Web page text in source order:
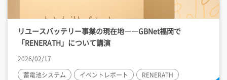
リユースバッテリー事業の現在地――GBNet福岡で
「RENERATH」について講演
2026/02/17
蓄電池システム
イベントレポート RENERATH